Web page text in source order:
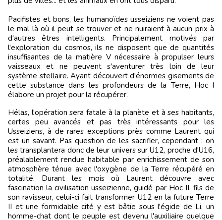
Pacifistes et bons, les humanoïdes usseiziens ne voient pas
le mal là où il peut se trouver et ne nuiraient à aucun prix à
d'autres êtres intelligents. Principalement motivés par
l'exploration du cosmos, ils ne disposent que de quantités
insuffisantes de la matière V nécessaire à propulser leurs
vaisseaux et ne peuvent s'aventurer très loin de leur
système stellaire. Ayant découvert d'énormes gisements de
cette substance dans les profondeurs de la Terre, Hoc I
élabore un projet pour la récupérer.
Hélas, l'opération sera fatale à la planète et à ses habitants,
certes peu avancés et pas très intéressants pour les
Usseiziens, à de rares exceptions près comme Laurent qui
est un savant. Pas question de les sacrifier, cependant : on
les transplantera donc de leur univers sur U12, proche d'U16,
préalablement rendue habitable par enrichissement de son
atmosphère ténue avec l'oxygène de la Terre récupéré en
totalité. Durant les mois où Laurent découvre avec
fascination la civilisation usseizienne, guidé par Hoc II, fils de
son ravisseur, celui-ci fait transformer U12 en la future Terre
II et une formidable cité y est bâtie sous l'égide de Li, un
homme-chat dont le peuple est devenu l'auxiliaire quelque